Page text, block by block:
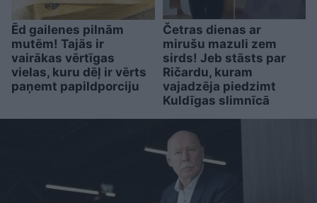
Ēd gailenes pilnām
mutēm! Tajās ir
vairākas vērtīgas
vielas, kuru dēļ ir vērts
paņemt papildporciju
Četras dienas ar
mirušu mazuli zem
sirds! Jeb stāsts par
Ričardu, kuram
vajadzēja piedzimt
Kuldīgas slimnīcā